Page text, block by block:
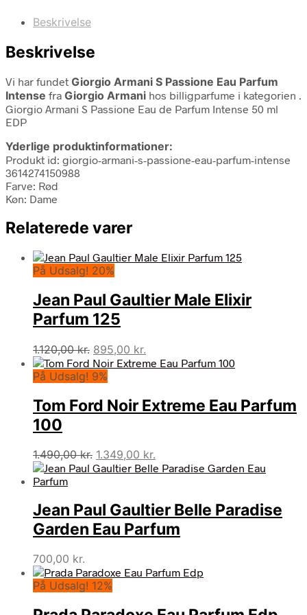
Beskrivelse
Beskrivelse
Vi har fundet Giorgio Armani S Passione Eau Parfum
Intense fra Giorgio Armani hos billigparfume i kategorien .
Giorgio Armani S Passione Eau de Parfum Intense 50 ml
EDP
Yderlige produktinformationer:
Produkt id: giorgio-armani-s-passione-eau-parfum-intense
3614274150988
Farve: Rød
Køn: Dame
Relaterede varer
På Udsalg! 20%
Jean Paul Gaultier Male Elixir
Parfum 125
1.120,00kr. Den
oprindelige
pris
1.120,00 kr..
895,00 kr.
aktuelle
895,00 kr..
På Udsalg! 9%
Tom Ford Noir Extreme Eau Parfum
100
1.490,00kr. Den
oprindelige
1.490,00 kr..
1.349,00 kr.
aktuelle
1.349,00 kr..
Jean Paul Gaultier Belle Paradise
Garden Eau Parfum
700,00 kr.
På Udsalg! 12%